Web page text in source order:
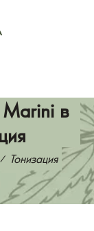
в
Тонизация